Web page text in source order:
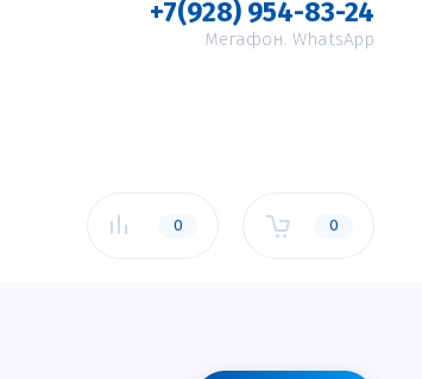
+7(928) 954-83-24
Мегафон. WhatsApp
0 0